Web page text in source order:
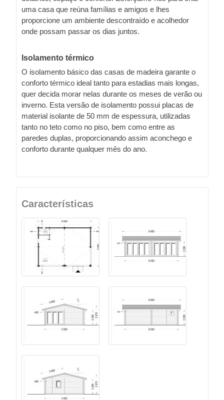
uma casa que reúna famílias e amigos e lhes
proporcione um ambiente descontraído e acolhedor
onde possam passar os dias juntos.
Isolamento térmico
O isolamento básico das casas de madeira garante o
conforto térmico ideal tanto para estadias mais longas,
quer decida morar nelas durante os meses de verão ou
inverno. Esta versão de isolamento possui placas de
material isolante de 50 mm de espessura, utilizadas
tanto no teto como no piso, bem como entre as
paredes duplas, proporcionando assim aconchego e
conforto durante qualquer mês do ano.
Características